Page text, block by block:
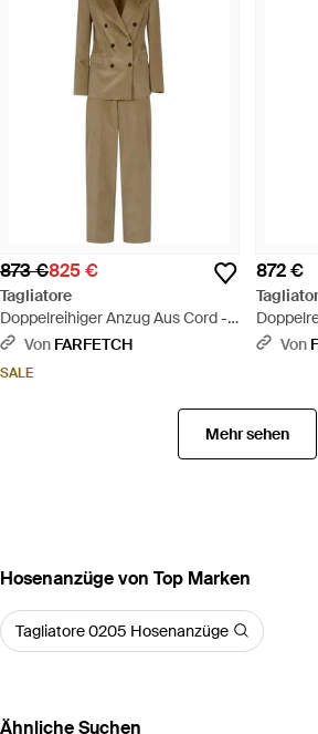
873 €825 €
Tagliatore
Doppelreihiger Anzug Aus Cord -
GrünVon FARFETCH
SALE
872 €
Von
Mehr sehen
Hosenanzüge von Top Marken
Tagliatore 0205 Hosenanzüge
Ähnliche Suchen